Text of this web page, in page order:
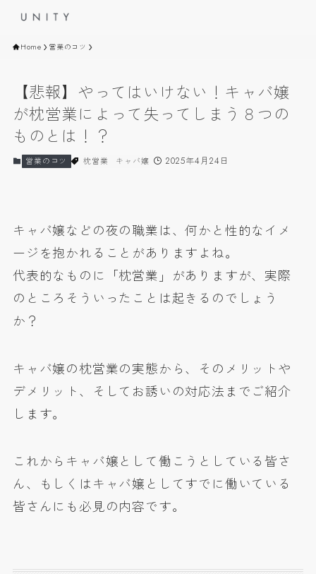
Home 営業のコツ
【悲報】やってはいけない！キャバ嬢
が枕営業によって失ってしまう８つの
ものとは！？
営業のコツ 枕営業 キャバ嬢 2025年4月24日
キャバ嬢などの夜の職業は、何かと性的なイメ
ージを抱かれることがありますよね。
代表的なものに「枕営業」がありますが、実際
のところそういったことは起きるのでしょう
か？
キャバ嬢の枕営業の実態から、そのメリットや
デメリット、そしてお誘いの対応法までご紹介
します。
これからキャバ嬢として働こうとしている皆さ
ん、もしくはキャバ嬢としてすでに働いている
皆さんにも必見の内容です。